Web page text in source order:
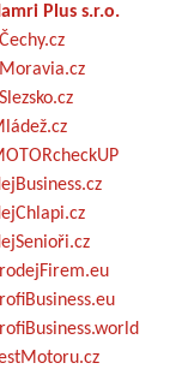
Plus s.r.o.